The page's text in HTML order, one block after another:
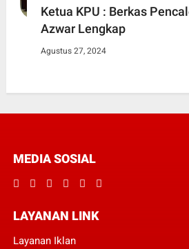
Ketua KPU : Berkas
Azwar Lengkap
Agustus 27, 2024
MEDIA SOSIAL
LAYANAN LINK
Layanan Iklan